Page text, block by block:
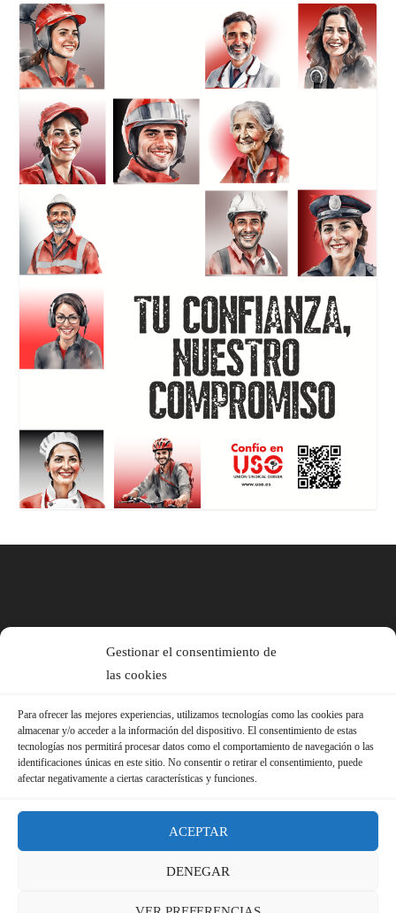
Gestionar el consentimiento de
las cookies
Para ofrecer las mejores experiencias, utilizamos tecnologías como las cookies para
almacenar y/o acceder a la información del dispositivo. El consentimiento de estas
tecnologías nos permitirá procesar datos como el comportamiento de navegación o las
identificaciones únicas en este sitio. No consentir o retirar el consentimiento, puede
afectar negativamente a ciertas características y funciones.
ACEPTAR
DENEGAR